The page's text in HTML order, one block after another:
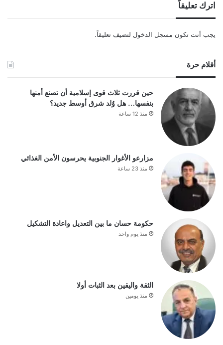
اترك تعليقاً
يجب أنت تكون مسجل الدخول لتضيف تعليقاً.
أقلام حرة
حين قررت ثلاث قوى إسلامية أن تصنع أمنها
بنفسها… هل وُلد شرق أوسط جديد؟
منذ 12 ساعة
مزارعو الأغوار الجنوبية يحرسون الأمن الغذائي
منذ 23 ساعة
حكومة حسان ما بين التعديل واعادة التشكيل
منذ يوم واحد
الثقة واليقين بعد الثبات أولا
منذ يومين